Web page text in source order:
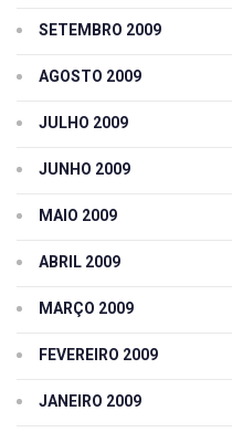
SETEMBRO 2009
AGOSTO 2009
JULHO 2009
JUNHO 2009
MAIO 2009
ABRIL 2009
MARÇO 2009
FEVEREIRO 2009
JANEIRO 2009